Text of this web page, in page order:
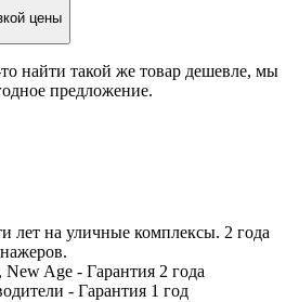
цены
найти такой же товар дешевле, мы
предложение.
лет на уличные комплексы. 2 года
Age - Гарантия 2 года
- Гарантия 1 год